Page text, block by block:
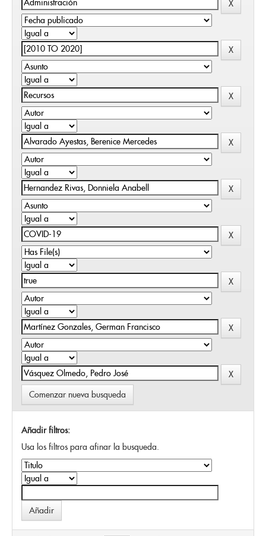
Comenzar nueva busqueda
Añadir filtros:
Usa los filtros para afinar la busqueda.